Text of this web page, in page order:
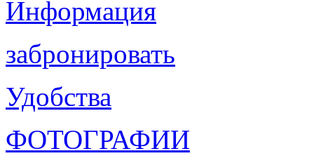
Информация
забронировать
Удобства
ФОТОГРАФИИ